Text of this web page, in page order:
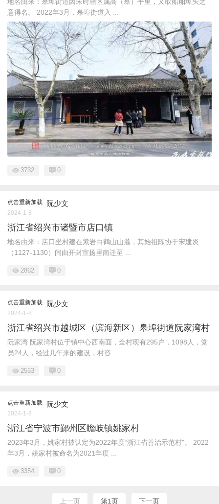
意得名。 2022年3月，皋埠街道入 ...
3732 0
点击重新加载 阮少文
2024-1-8
浙江省绍兴市诸暨市店口镇
地名由来：店口坐村建在紫岩白鹤山山麓，其始祖陈协于宋建炎
（1127-1130）间由开封宣扬里南迁至 ...
2862 0
点击重新加载 阮少文
2024-1-8
浙江省绍兴市越城区（滨海新区）皋埠街道阮家湾村
阮家湾 阮家湾村位于镇中心西南面，全村现有295户，1098人，党
员24人，经过几年来的建设，村容 ...
2553 0
点击重新加载 阮少文
2024-1-8
浙江省宁波市鄞州区瞻岐镇姚家村
2023年3月，姚家村被认定为2022年度“浙江省善治示范村”。 2022
年3月，姚家村被命名为2021年度 ...
3354 0
上一页 第1页 下一页